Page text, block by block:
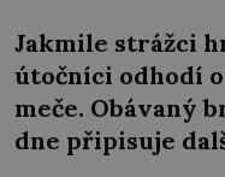
Jakmile strážci
útočníci odhodí
meče. Obávaný
dne připisuje